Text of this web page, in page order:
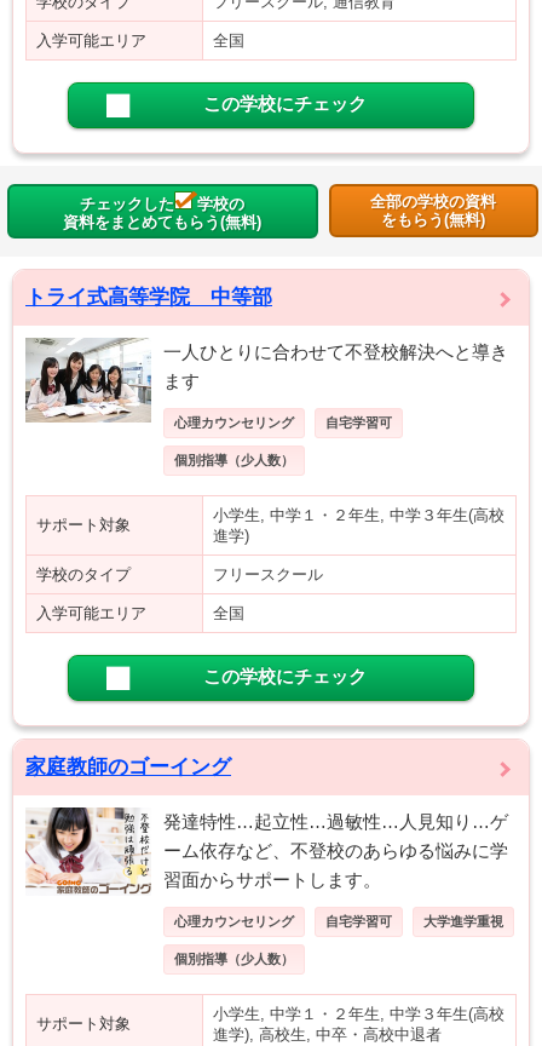
入学可能エリア 全国
この学校にチェック
チェックした
学校の
資料をまとめてもらう(無料)
全部の学校の資料
をもらう(無料)
トライ式高等学院 中等部
一人ひとりに合わせて不登校解決へと導き
ます
心理カウンセリング 自宅学習可
個別指導（少人数）
サポート対象
小学生, 中学１・２年生, 中学３年生(高校
進学)
学校のタイプ フリースクール
入学可能エリア 全国
この学校にチェック
家庭教師のゴーイング
発達特性…起立性…過敏性…人見知り…ゲ
ーム依存など、不登校のあらゆる悩みに学
習面からサポートします。
心理カウンセリング 自宅学習可 大学進学重視
個別指導（少人数）
サポート対象
小学生, 中学１・２年生, 中学３年生(高校
進学), 高校生, 中卒・高校中退者